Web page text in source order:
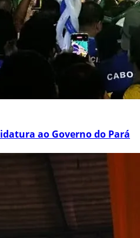
ao Governo do Pará